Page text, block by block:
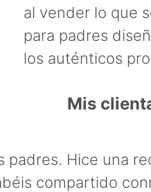
al vender lo que
para padres
los auténticos
Mis
Hice una
compartido